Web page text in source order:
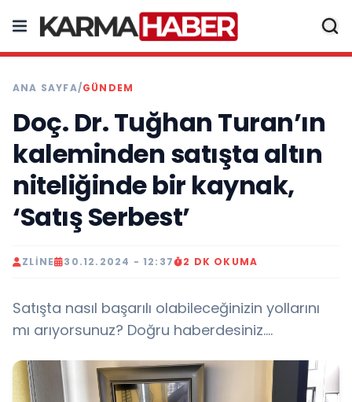
ANA SAYFA/GÜNDEM
Doç. Dr. Tuğhan Turan’ın
kaleminden satışta altın
niteliğinde bir kaynak,
‘Satış Serbest’
ZLINE 30.12.2024 - 12:37 2 DK OKUMA
Satışta nasıl başarılı olabileceğinizin yollarını
mı arıyorsunuz? Doğru haberdesiniz….